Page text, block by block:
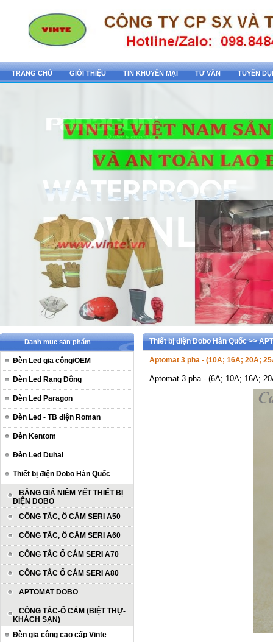
TRANG CHỦ GIỚI THIỆU TIN KHUYẾN MẠI TƯ VẤN TUYỂN
Danh mục sản phẩm
Đèn Led gia công/OEM
Đèn Led Rạng Đông
Đèn Led Paragon
Đèn Led - TB điện Roman
Đèn Kentom
Đèn Led Duhal
Thiết bị điện Dobo Hàn Quốc
BẢNG GIÁ NIÊM YẾT THIẾT BỊ
ĐIỆN DOBO
CÔNG TẮC, Ổ CẮM SERI A50
CÔNG TẮC, Ổ CẮM SERI A60
CÔNG TẮC Ổ CẮM SERI A70
CÔNG TẮC Ổ CẮM SERI A80
APTOMAT DOBO
CÔNG TẮC-Ổ CẮM (BIỆT THỰ-
KHÁCH SẠN)
Đèn gia công cao cấp Vinte
Thiết bị điện Dobo Hàn Quốc >>
Aptomat 3 pha - (10A; 16A; 20A;
Aptomat 3 pha - (6A; 10A; 16A;